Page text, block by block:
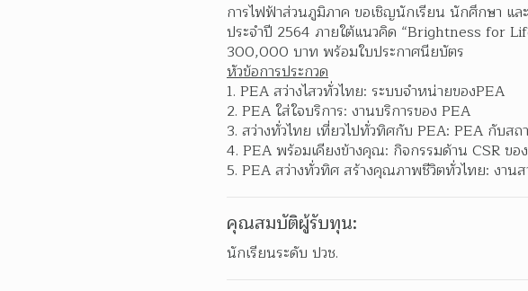
การไฟฟ้าส่วนภูมิภาค ขอเชิญนักเรียน นักศึกษา แล
ประจำปี 2564 ภายใต้แนวคิด “Brightness for
300,000 บาท พร้อมใบประกาศนียบัตร
หัวข้อการประกวด
PEA สว่างไสวทั่วไทย: ระบบจำหน่ายของPEA
PEA ใส่ใจบริการ: งานบริการของ PEA
สว่างทั่วไทย เที่ยวไปทั่วทิศกับ PEA: PEA กับสถ
PEA พร้อมเคียงข้างคุณ: กิจกรรมด้าน CSR ขอ
PEA สว่างทั่วทิศ สร้างคุณภาพชีวิตทั่วไทย: งาน
คุณสมบัติผู้รับทุน:
นักเรียนระดับ ปวช.